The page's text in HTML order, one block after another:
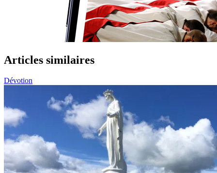
Articles similaires
Dévotion